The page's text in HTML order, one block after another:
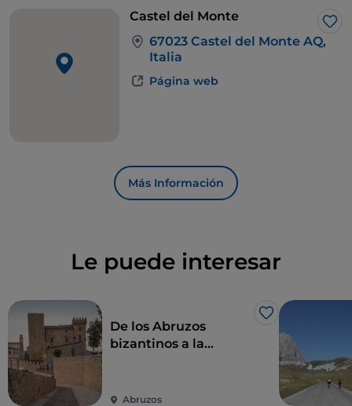
pueblos y de dejar que la mirada vague entre
infinitos pastos, cada bocado tendrá el sabor especial
de los Abruzos más auténticos.
Desde aquí es fácil llegar almonumento al pastor
, un homenaje a los hombres y mujeres
Castel del Monte
Me
67023 Castel del Monte AQ,
Italia
Página web
Más Información
Le puede interesar
Me gusta
De los Abruzos
bizantinos a la
Abruzos